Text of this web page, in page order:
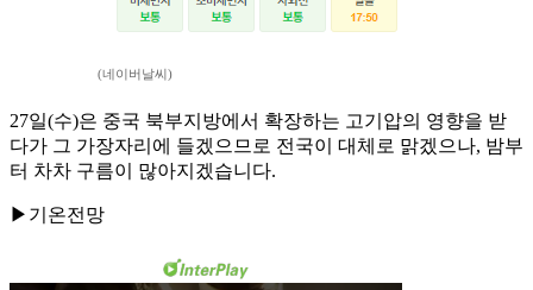
(네이버날씨)
27일(수)은 중국 북부지방에서 확장하는 고기압의 영향을 받
다가 그 가장자리에 들겠으므로 전국이 대체로 맑겠으나, 밤부
터 차차 구름이 많아지겠습니다.
▶기온전망